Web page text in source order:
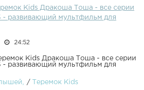
почемучек. выдувает волшебный
начинаются!Подпишись, чтобы
серию! Рекомендуем: МИ-МИ-
Kids Дракоша Тоша - все серии
- развивающий мультфильм для
24:52
Kids Дракоша Тоша - все серии
- развивающий мультфильм для
/
Теремок Kids